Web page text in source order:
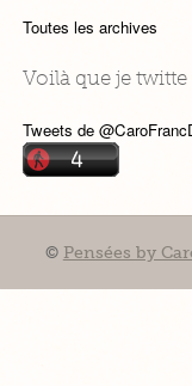
Toutes les archives
Voilà que je twitte
Tweets de
© Pensées by